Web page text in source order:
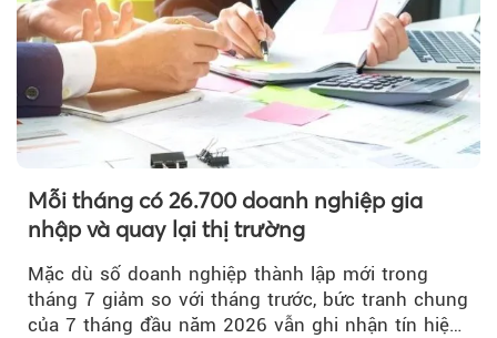
Mỗi tháng có 26.700 doanh nghiệp gia
nhập và quay lại thị trường
Mặc dù số doanh nghiệp thành lập mới trong
tháng 7 giảm so với tháng trước, bức tranh chung
của 7 tháng đầu năm 2026 vẫn ghi nhận tín hiệu